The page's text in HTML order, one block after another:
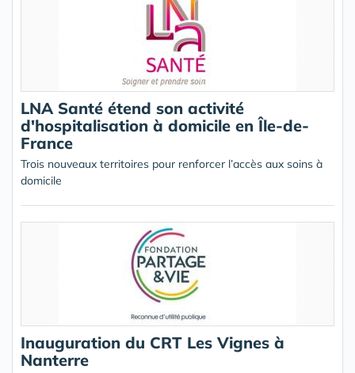
LNA Santé étend son activité
d'hospitalisation à domicile en Île-de-
France
Trois nouveaux territoires pour renforcer l’accès aux soins à
domicile
Inauguration du CRT Les Vignes à
Nanterre